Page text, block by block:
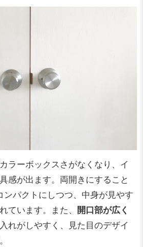
ラーボックスさがなくなり、イ
感が出ます。両開きにすること
ンパクトにしつつ、中身が見やす
ています。また、 開口部が広く
れがしやすく、見た目のデザイ